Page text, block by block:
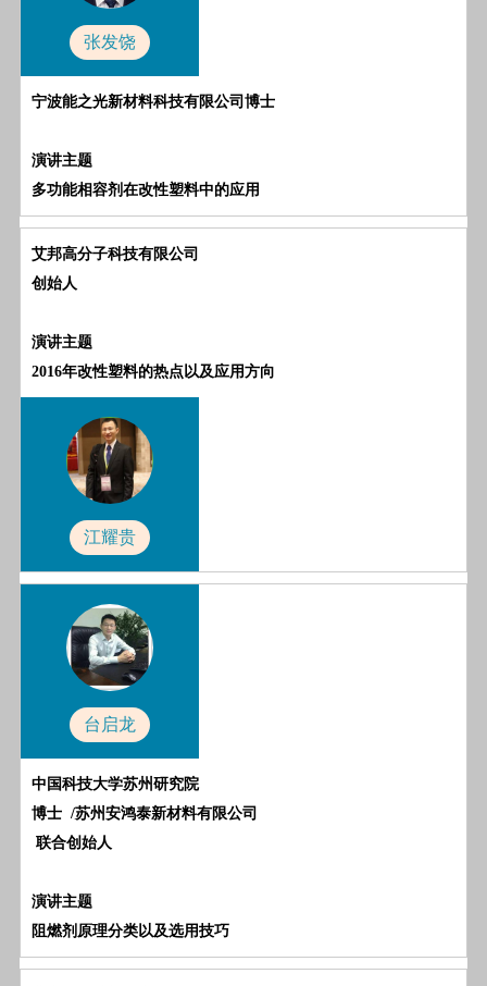
张发饶
宁波能之光新材料科技有限公司博士
演讲主题
多功能相容剂在改性塑料中的应用
艾邦高分子科技有限公司
创始人
演讲主题
2016年改性塑料的热点以及应用方向
江耀贵
台启龙
中国科技大学苏州研究院
博士 /苏州安鸿泰新材料有限公司
联合创始人
演讲主题
阻燃剂原理分类以及选用技巧